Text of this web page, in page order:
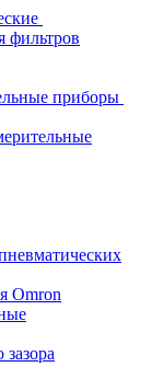
фильтров
приборы
Omron